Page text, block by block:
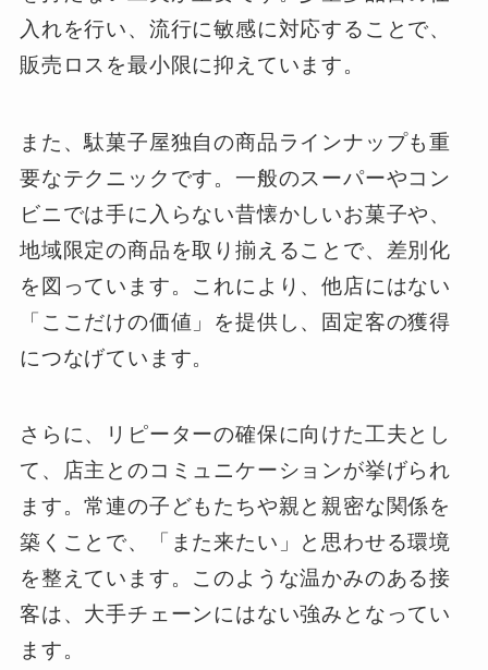
入れを行い、流行に敏感に対応することで、
販売ロスを最小限に抑えています。
また、駄菓子屋独自の商品ラインナップも重
要なテクニックです。一般のスーパーやコン
ビニでは手に入らない昔懐かしいお菓子や、
地域限定の商品を取り揃えることで、差別化
を図っています。これにより、他店にはない
「ここだけの価値」を提供し、固定客の獲得
につなげています。
さらに、リピーターの確保に向けた工夫とし
て、店主とのコミュニケーションが挙げられ
ます。常連の子どもたちや親と親密な関係を
築くことで、「また来たい」と思わせる環境
を整えています。このような温かみのある接
客は、大手チェーンにはない強みとなってい
ます。